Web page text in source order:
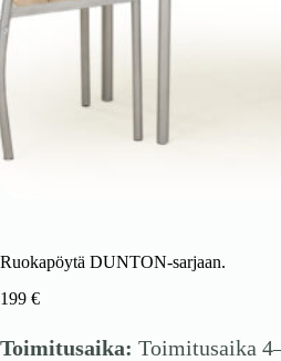
Ruokapöytä DUNTON-sarjaan.
199 €
Toimitusaika: Toimitusaika